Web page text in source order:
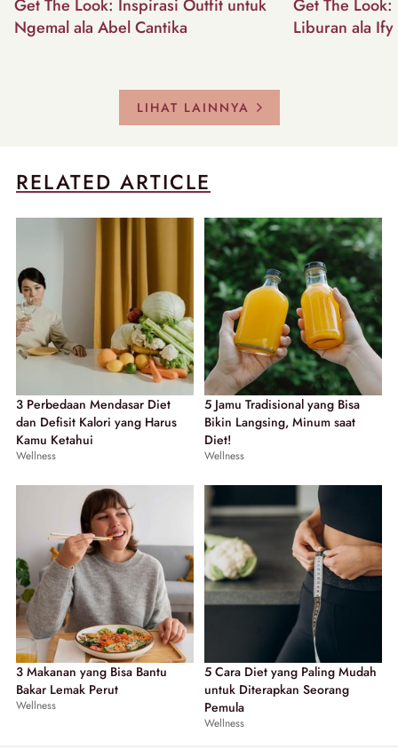
Get The Look: Inspirasi Outfit untuk
Ngemal ala Abel Cantika
Get The
Liburan ala Ify
LIHAT LAINNYA
RELATED ARTICLE
3 Perbedaan Mendasar Diet
dan Defisit Kalori yang Harus
Kamu Ketahui
Wellness
5 Jamu Tradisional yang Bisa
Bikin Langsing, Minum saat
Diet!
Wellness
3 Makanan yang Bisa Bantu
Bakar Lemak Perut
Wellness
5 Cara Diet yang Paling Mudah
untuk Diterapkan Seorang
Pemula
Wellness